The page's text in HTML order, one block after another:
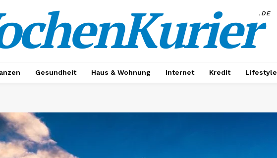
.DE
Gesundheit Haus & Wohnung Internet Kredit Lifestyle